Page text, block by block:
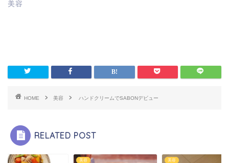
美容
HOME 美容 ハンドクリームでSABONデビュー
RELATED POST
美容 美容